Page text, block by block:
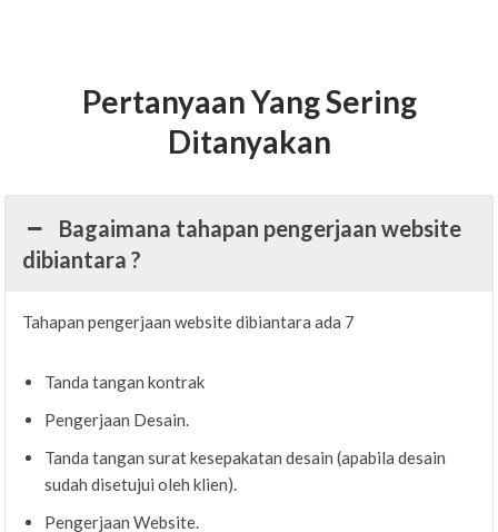
Pertanyaan Yang Sering
Ditanyakan
Bagaimana tahapan pengerjaan website
dibiantara ?
Tahapan pengerjaan website dibiantara ada 7
Tanda tangan kontrak
Pengerjaan Desain.
Tanda tangan surat kesepakatan desain (apabila desain
sudah disetujui oleh klien).
Pengerjaan Website.